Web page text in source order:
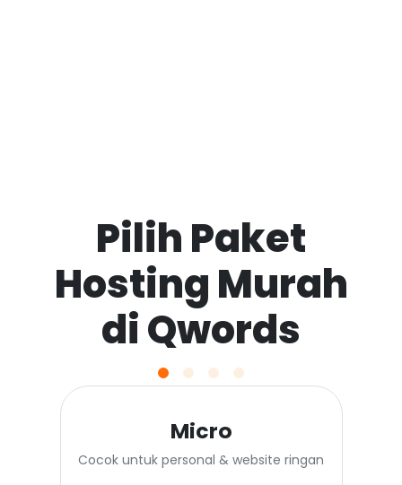
Pilih Paket
Hosting Murah
di Qwords
Micro
Cocok untuk personal & website ringan